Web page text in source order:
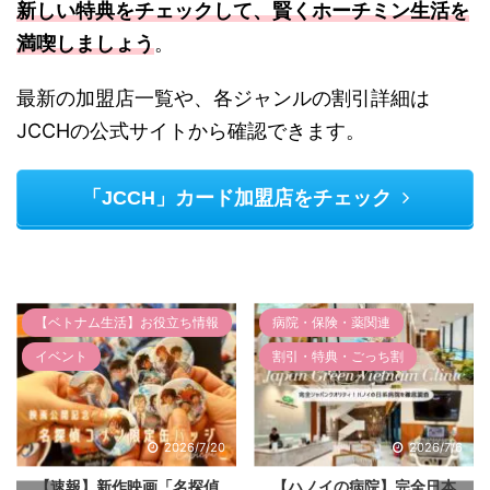
新しい特典をチェックして、賢くホーチミン生活を
満喫しましょう。
最新の加盟店一覧や、各ジャンルの割引詳細は
JCCHの公式サイトから確認できます。
「JCCH」カード加盟店をチェック
【ベトナム生活】お役立ち情報
イベント
2026/7/20
【速報】新作映画「名探偵
病院・保険・薬関連
割引・特典・ごっち割
2026/7/6
【ハノイの病院】完全日本